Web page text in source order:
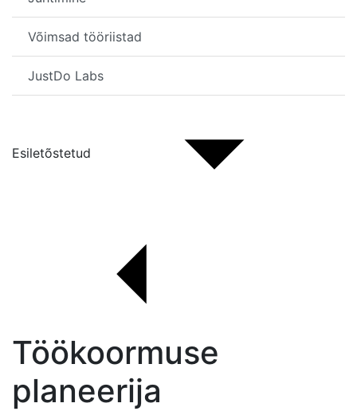
Võimsad tööriistad
JustDo Labs
Esiletõstetud
Töökoormuse
planeerija